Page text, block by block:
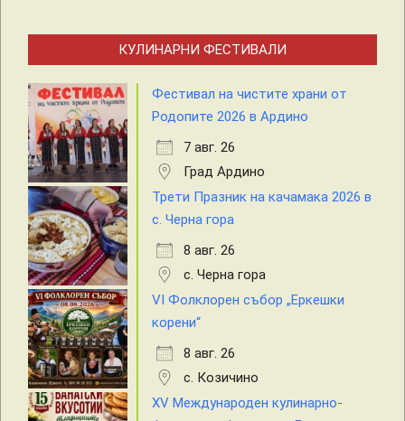
КУЛИНАРНИ ФЕСТИВАЛИ
Фестивал на чистите храни от
Родопите 2026 в Ардино
7 авг. 26
Град Ардино
Трети Празник на качамака 2026 в
с. Черна гора
8 авг. 26
с. Черна гора
VI Фолклорен събор „Еркешки
корени“
8 авг. 26
с. Козичино
XV Международен кулинарно-